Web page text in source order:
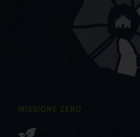
MISSIONE ZERO